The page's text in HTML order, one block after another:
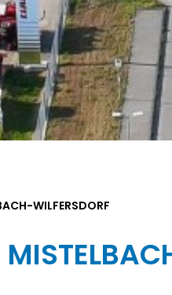
WILFERSDORF